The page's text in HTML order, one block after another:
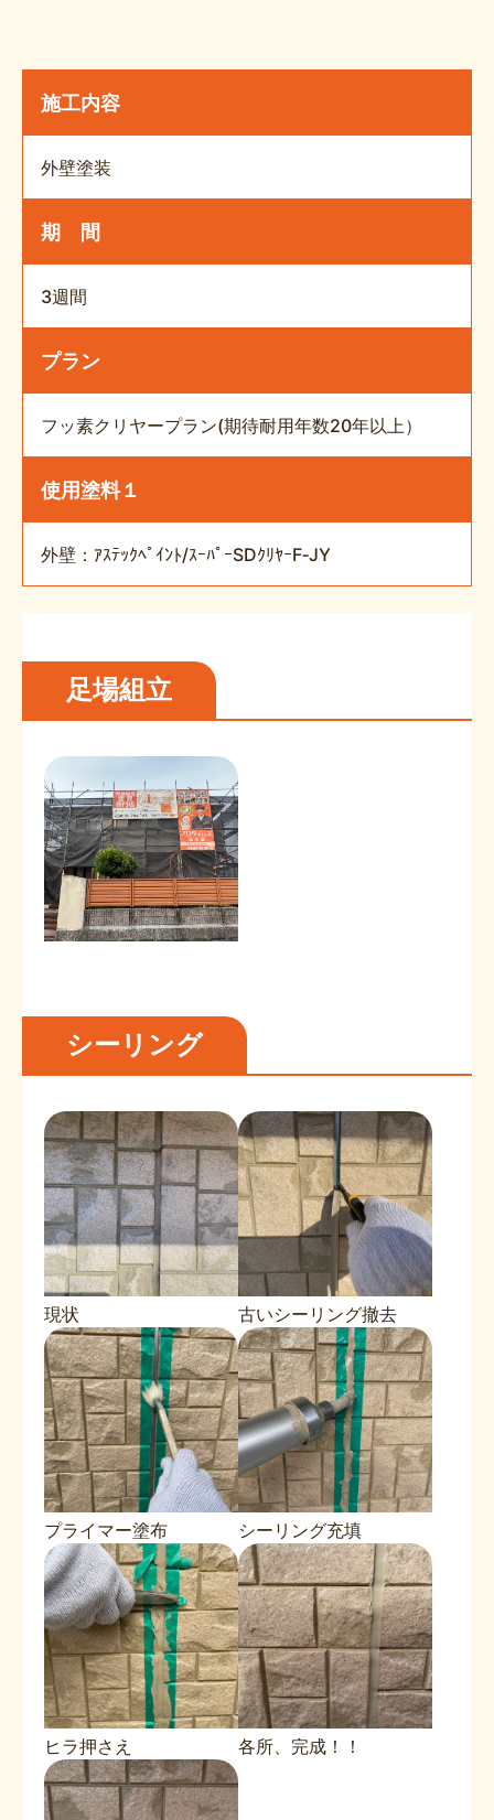
施工内容
外壁塗装
期 間
3週間
プラン
フッ素クリヤープラン(期待耐用年数20年以上）
使用塗料１
外壁：ｱｽﾃｯｸﾍﾟｲﾝﾄ/ｽｰﾊﾟｰSDｸﾘﾔｰF‐JY
足場組立
シーリング
現状 古いシーリング撤去
プライマー塗布 シーリング充填
ヒラ押さえ 各所、完成！！